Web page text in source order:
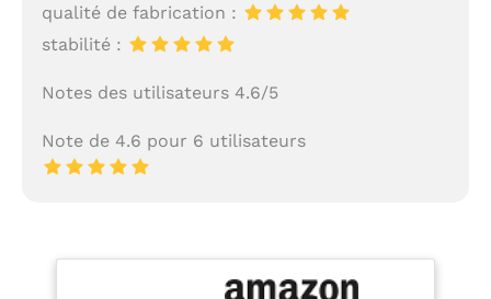
qualité de fabrication :
stabilité :
Notes des utilisateurs 4.6/5
Note de 4.6 pour 6 utilisateurs